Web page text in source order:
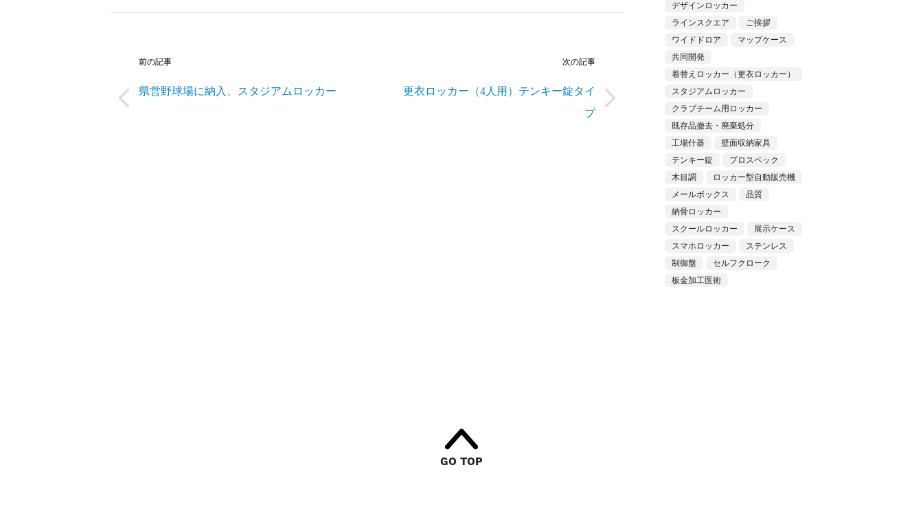
前の記事
県営野球場に納入、スタジアムロッカー
次の記事
更衣ロッカー（4人用）テンキー錠タイ
プ
デザインロッカー
ラインスクエア
ご挨拶
ワイドドロア
マップケース
共同開発
着替えロッカー（更衣ロッカー）
スタジアムロッカー
クラブチーム用ロッカー
既存品撤去・廃棄処分
工場什器
壁面収納家具
テンキー錠
プロスペック
木目調
ロッカー型自動販売機
メールボックス
品質
納骨ロッカー
スクールロッカー
展示ケース
スマホロッカー
ステンレス
制御盤
セルフクローク
板金加工医術
GO TOP